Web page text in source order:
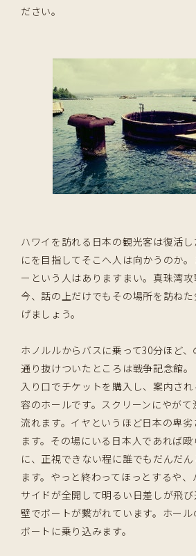
ださい。
ハワイを訪れる日本の観光客は復活
にを目指してそこへ人は向かうのか
ーという人はありますまい。真珠湾
今、話の上だけでもその場所を訪ね
げましょう。
ホノルルからバスに乗って30分ほど
通り抜けついたところは戦争記念館。
入り口でチケットを購入し、案内さ
容のホールです。スクリーンにやが
流れます。イヤというほど日本の卑
ます。その場にいる日本人であれば
に、正視できない程に誰でもだんだ
ます。やっと終わってほっとするや
サイドが全開して明るい日差しが飛
壁でボートが繋がれています。ホー
ボートに乗り込みます。